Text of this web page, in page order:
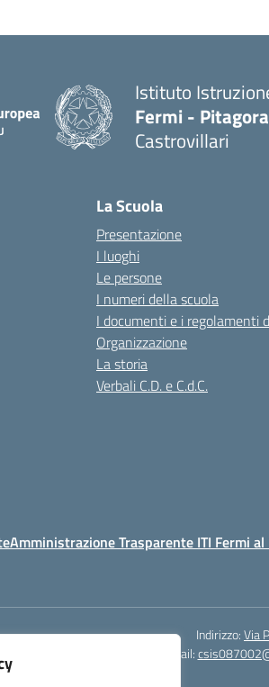
Istituto
Fermi -
Castrovillari
La Scuola
Presentazione
I luoghi
Le persone
I numeri della scuola
I documenti e i regolamenti
Organizzazione
La storia
Verbali C.D. e C.d.C.
Amministrazione Trasparente ITI Fermi
Indirizzo:Via
Email: